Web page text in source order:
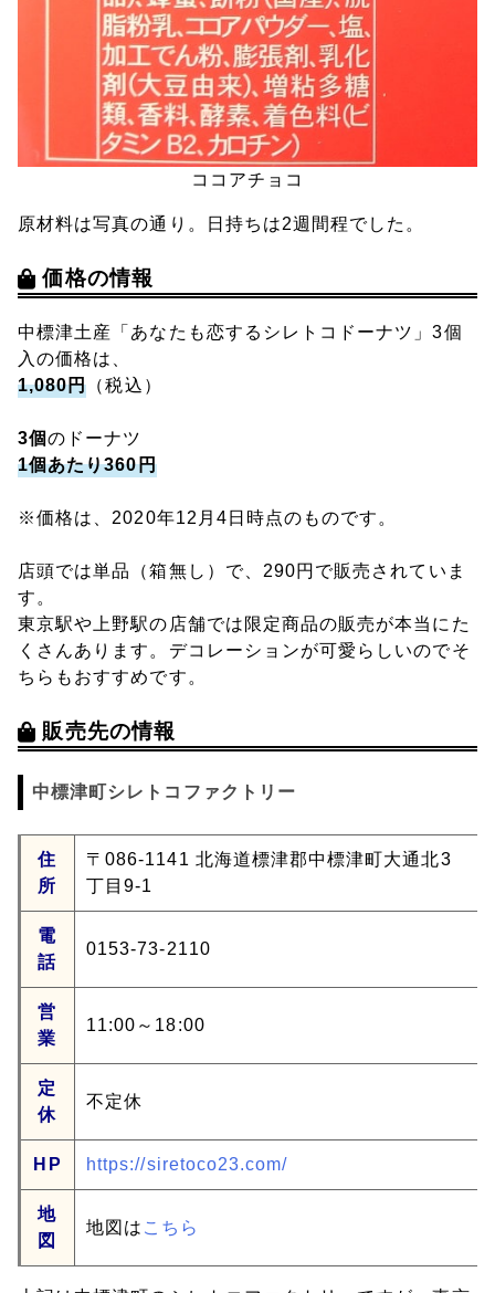
ココアチョコ
原材料は写真の通り。日持ちは2週間程でした。
価格の情報
中標津土産「あなたも恋するシレトコドーナツ」3個
入の価格は、
1,080円 （税込）
3個のドーナツ
1個あたり360円
※価格は、2020年12月4日時点のものです。
店頭では単品（箱無し）で、290円で販売されていま
す。
東京駅や上野駅の店舗では限定商品の販売が本当にた
くさんあります。デコレーションが可愛らしいのでそ
ちらもおすすめです。
販売先の情報
中標津町シレトコファクトリー
住
所
〒086-1141 北海道標津郡中標津町大通北3
丁目9-1
電
話
0153-73-2110
営
業
11:00～18:00
定
休
不定休
HP https://siretoco23.com/
地
図
地図は こちら